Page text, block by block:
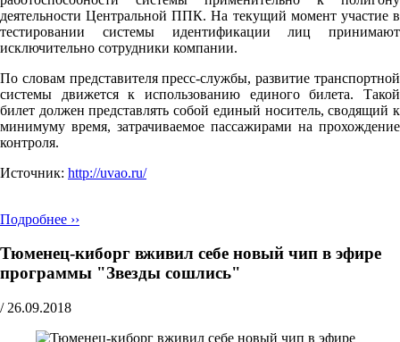
деятельности Центральной ППК. На текущий момент участие в
тестировании системы идентификации лиц принимают
исключительно сотрудники компании.
По словам представителя пресс-службы, развитие транспортной
системы движется к использованию единого билета. Такой
билет должен представлять собой единый носитель, сводящий к
минимуму время, затрачиваемое пассажирами на прохождение
контроля.
Источник: http://uvao.ru/
Подробнее ››
Тюменец-киборг вживил себе новый чип в эфире
программы "Звезды сошлись"
/ 26.09.2018